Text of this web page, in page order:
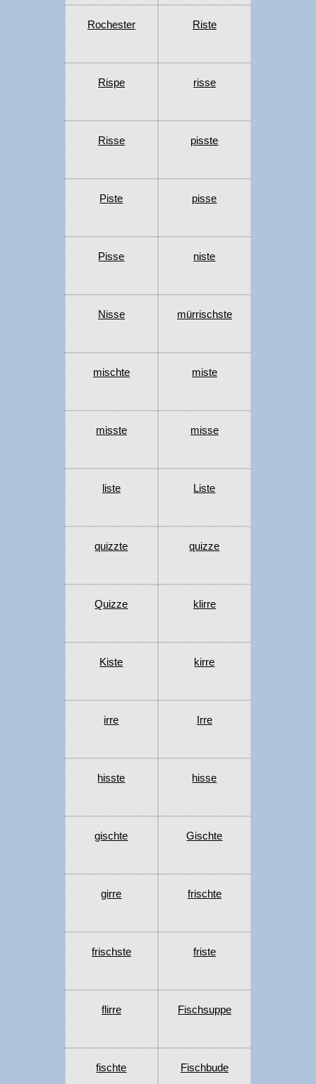
Rochester Riste
Rispe risse
Risse pisste
Piste pisse
Pisse niste
Nisse mürrischste
mischte miste
misste misse
liste Liste
quizzte quizze
Quizze klirre
Kiste kirre
irre Irre
hisste hisse
gischte Gischte
girre frischte
frischste friste
flirre Fischsuppe
fischte Fischbude